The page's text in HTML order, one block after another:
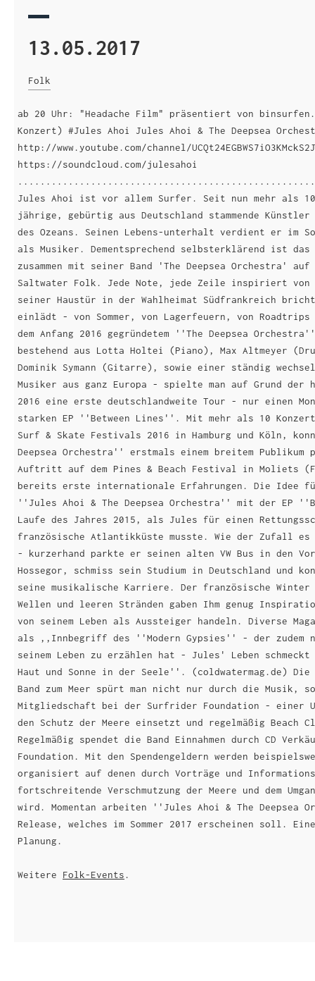
13.05.2017
Folk
ab 20 Uhr: "Headache Film" präsentiert von
Konzert) #Jules Ahoi Jules Ahoi & The Deepsea
http://www.youtube.com/channel/
https://soundcloud.com/julesahoi
Jules Ahoi ist vor allem Surfer. Seit nun mehr als
jährige, gebürtig aus Deutschland stammende Künstler
des Ozeans. Seinen Lebens-unterhalt verdient er im
als Musiker. Dementsprechend selbsterklärend ist
zusammen mit seiner Band 'The Deepsea Orchestra'
Saltwater Folk. Jede Note, jede Zeile inspiriert von
seiner Haustür in der Wahlheimat Südfrankreich
einlädt - von Sommer, von Lagerfeuern, von Roadtrips
dem Anfang 2016 gegründetem ''The Deepsea
bestehend aus Lotta Holtei (Piano), Max Altmeyer
Dominik Symann (Gitarre), sowie einer ständig
Musiker aus ganz Europa - spielte man auf Grund der
2016 eine erste deutschlandweite Tour - nur einen
starken EP ''Between Lines''. Mit mehr als 10
Surf & Skate Festivals 2016 in Hamburg und Köln,
Deepsea Orchestra'' erstmals einem breitem
Auftritt auf dem Pines & Beach Festival in Moliets
bereits erste internationale Erfahrungen. Die Idee
''Jules Ahoi & The Deepsea Orchestra'' mit der EP
Laufe des Jahres 2015, als Jules für einen
französische Atlantikküste musste. Wie der Zufall
- kurzerhand parkte er seinen alten VW Bus in den
Hossegor, schmiss sein Studium in Deutschland und
seine musikalische Karriere. Der französische Winter
Wellen und leeren Stränden gaben Ihm genug
von seinem Leben als Aussteiger handeln. Diverse
als ,,Innbegriff des ''Modern Gypsies'' - der zudem
seinem Leben zu erzählen hat - Jules' Leben
Haut und Sonne in der Seele''. (coldwatermag.de) Die
Band zum Meer spürt man nicht nur durch die Musik,
Mitgliedschaft bei der Surfrider Foundation - einer
den Schutz der Meere einsetzt und regelmäßig Beach
Regelmäßig spendet die Band Einnahmen durch CD
Foundation. Mit den Spendengeldern werden
organisiert auf denen durch Vorträge und
fortschreitende Verschmutzung der Meere und dem
wird. Momentan arbeiten ''Jules Ahoi & The Deepsea
Release, welches im Sommer 2017 erscheinen soll.
Planung.
Weitere Folk-Events .